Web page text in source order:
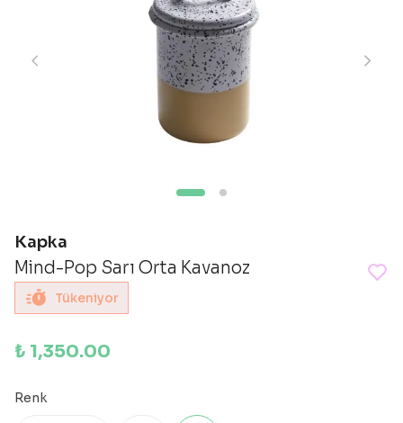
Kapka
Mind-Pop Sarı Orta Kavanoz
Tükeniyor
₺ 1,350.00
Renk